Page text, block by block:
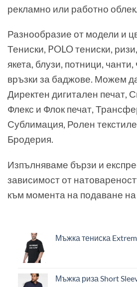
рекламно или работно
Разнообразие от модели и
Тениски, POLO тениски,
якета, блузи, потници,
връзки за баджове. Можем
Директен дигитален печат,
Флекс и Флок печат,
Сублимация, Ролен
Бродерия.
Изпълняваме бързи и
зависимост от
към момента на подаване на
Мъжка тениска
Мъжка риза Short